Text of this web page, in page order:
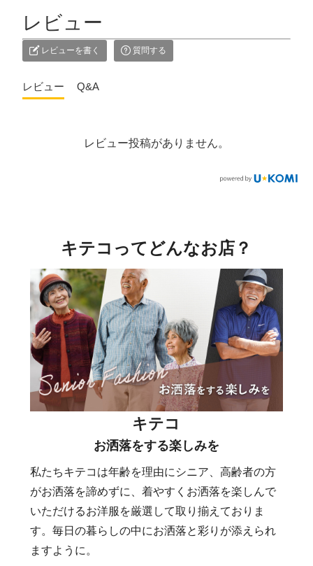
レビュー
レビューを書く 質問する
レビュー Q&A
レビュー投稿がありません。
キテコってどんなお店？
キテコ
お洒落をする楽しみを
私たちキテコは年齢を理由にシニア、高齢者の方
がお洒落を諦めずに、着やすくお洒落を楽しんで
いただけるお洋服を厳選して取り揃えておりま
す。毎日の暮らしの中にお洒落と彩りが添えられ
ますように。